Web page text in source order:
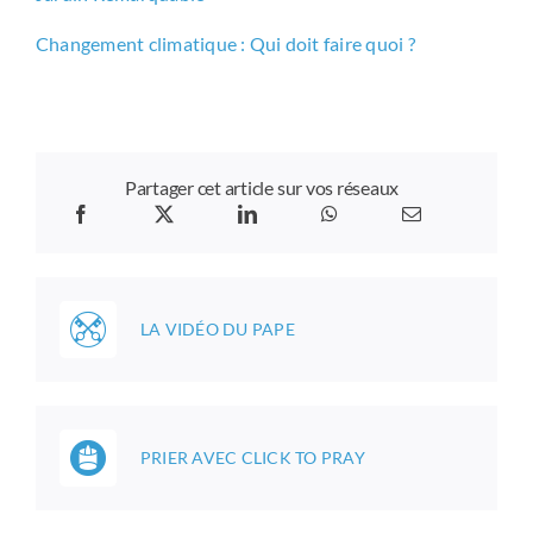
Changement climatique : Qui doit faire quoi ?
Partager cet article sur vos réseaux
LA VIDÉO DU PAPE
PRIER AVEC CLICK TO PRAY